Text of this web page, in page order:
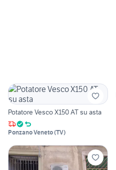
Potatore Vesco X150 AT su asta
Ponzano Veneto(TV)